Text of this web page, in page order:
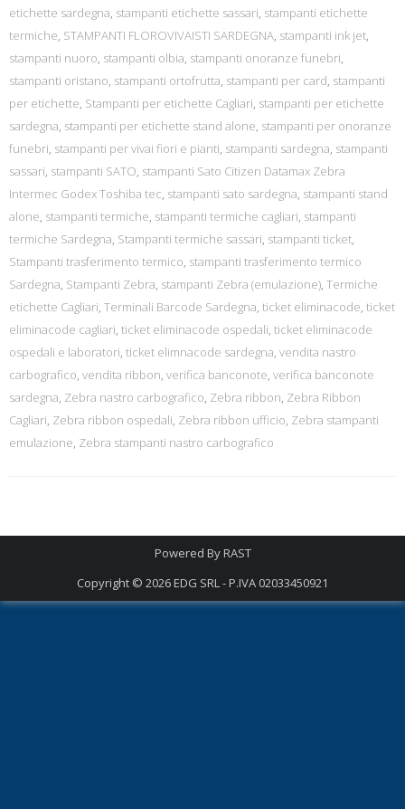
etichette sardegna, stampanti etichette sassari, stampanti etichette
termiche, STAMPANTI FLOROVIVAISTI SARDEGNA, stampanti ink jet,
stampanti nuoro, stampanti olbia, stampanti onoranze funebri,
stampanti oristano, stampanti ortofrutta, stampanti per card, stampanti
per etichette, Stampanti per etichette Cagliari, stampanti per etichette
sardegna, stampanti per etichette stand alone, stampanti per onoranze
funebri, stampanti per vivai fiori e pianti, stampanti sardegna, stampanti
sassari, stampanti SATO, stampanti Sato Citizen Datamax Zebra
Intermec Godex Toshiba tec, stampanti sato sardegna, stampanti stand
alone, stampanti termiche, stampanti termiche cagliari, stampanti
termiche Sardegna, Stampanti termiche sassari, stampanti ticket,
Stampanti trasferimento termico, stampanti trasferimento termico
Sardegna, Stampanti Zebra, stampanti Zebra (emulazione), Termiche
etichette Cagliari, Terminali Barcode Sardegna, ticket eliminacode, ticket
eliminacode cagliari, ticket eliminacode ospedali, ticket eliminacode
ospedali e laboratori, ticket elimnacode sardegna, vendita nastro
carbografico, vendita ribbon, verifica banconote, verifica banconote
sardegna, Zebra nastro carbografico, Zebra ribbon, Zebra Ribbon
Cagliari, Zebra ribbon ospedali, Zebra ribbon ufficio, Zebra stampanti
emulazione, Zebra stampanti nastro carbografico
Powered ByRAST
Copyright © 2026EDG SRL - P.IVA 02033450921